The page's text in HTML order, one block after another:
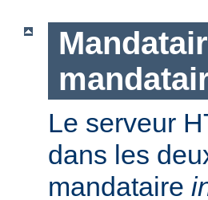
Le serveur
dans les
mandataire